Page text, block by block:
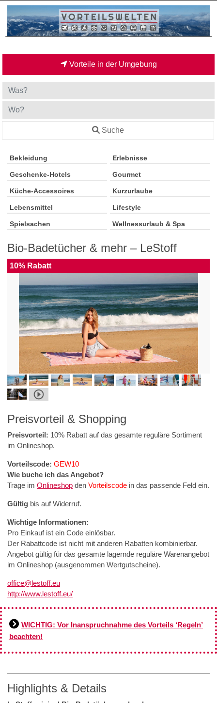
Vorteile in der Umgebung
Suche
Bekleidung Erlebnisse
Geschenke-Hotels Gourmet
Küche-Accessoires Kurzurlaube
Lebensmittel Lifestyle
Spielsachen Wellnessurlaub & Spa
Bio-Badetücher & mehr – LeStoff
10% Rabatt
Preisvorteil & Shopping
Preisvorteil: 10% Rabatt auf das gesamte reguläre Sortiment
im Onlineshop.
Vorteilscode: GEW10
Wie buche ich das Angebot?
Trage im Onlineshop den Vorteilscode in das passende Feld ein.
Gültig bis auf Widerruf.
Wichtige Informationen:
Pro Einkauf ist ein Code einlösbar.
Der Rabattcode ist nicht mit anderen Rabatten kombinierbar.
Angebot gültig für das gesamte lagernde reguläre Warenangebot
im Onlineshop (ausgenommen Wertgutscheine).
office@lestoff.eu
http://www.lestoff.eu/
WICHTIG: Vor Inanspruchnahme des Vorteils ‘Regeln’
beachten!
Highlights & Details